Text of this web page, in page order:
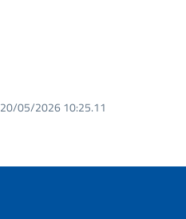
20/05/2026 10:25.11